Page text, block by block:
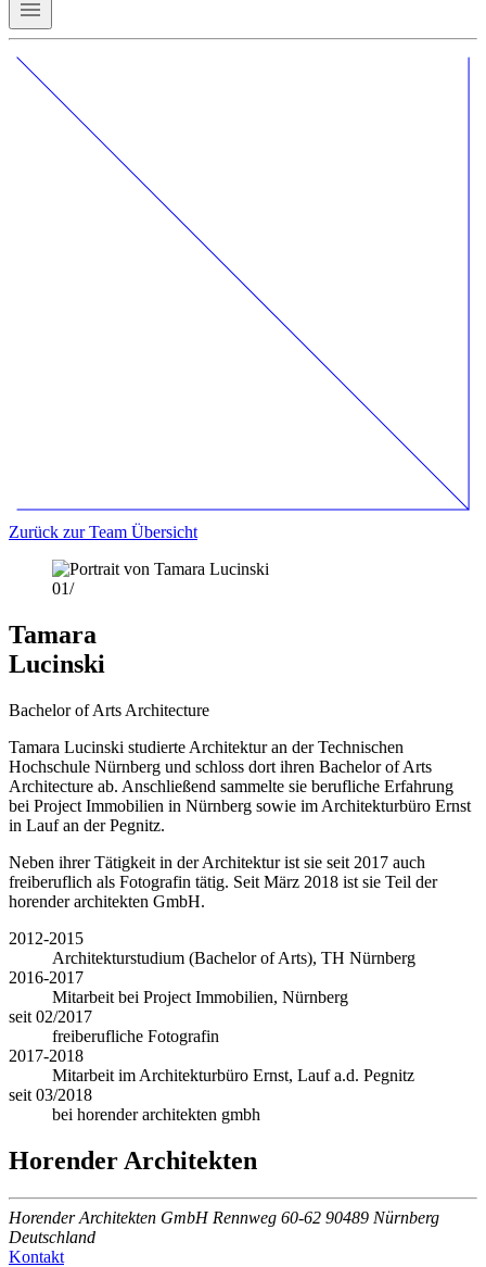
Zurück zur Team Übersicht
01/
Tamara
Lucinski
Bachelor of Arts Architecture
Tamara Lucinski studierte Architektur an der Technischen
Hochschule Nürnberg und schloss dort ihren Bachelor of Arts
Architecture ab. Anschließend sammelte sie berufliche Erfahrung
bei Project Immobilien in Nürnberg sowie im Architekturbüro Ernst
in Lauf an der Pegnitz.
Neben ihrer Tätigkeit in der Architektur ist sie seit 2017 auch
freiberuflich als Fotografin tätig. Seit März 2018 ist sie Teil der
horender architekten GmbH.
2012-2015
Architekturstudium (Bachelor of Arts), TH Nürnberg
2016-2017
Mitarbeit bei Project Immobilien, Nürnberg
seit 02/2017
freiberufliche Fotografin
2017-2018
Mitarbeit im Architekturbüro Ernst, Lauf a.d. Pegnitz
seit 03/2018
bei horender architekten gmbh
Horender Architekten
Horender Architekten GmbH Rennweg 60-62 90489 Nürnberg
Deutschland
Kontakt